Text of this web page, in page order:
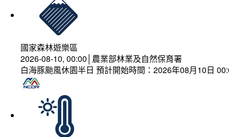
國家森林遊樂區
2026-08-10, 00:00│農業部林業及自然保育署
白海豚颱風休園半日 預計開始時間：2026年08月10日